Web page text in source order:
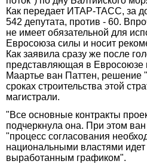
Как передает ИТАР-ТАСС, за
542 депутата, против - 60.
не имеет обязательной для
Евросоюза силы и носит
Как заявила сразу же после
представляющая в Евросоюзе
Маартье ван Паттен, решение
сроках строительства этой
магистрали.
"Все основные контракты
подчеркнула она. При этом
"процесс согласования
национальными властями идет
выработанным графиком".